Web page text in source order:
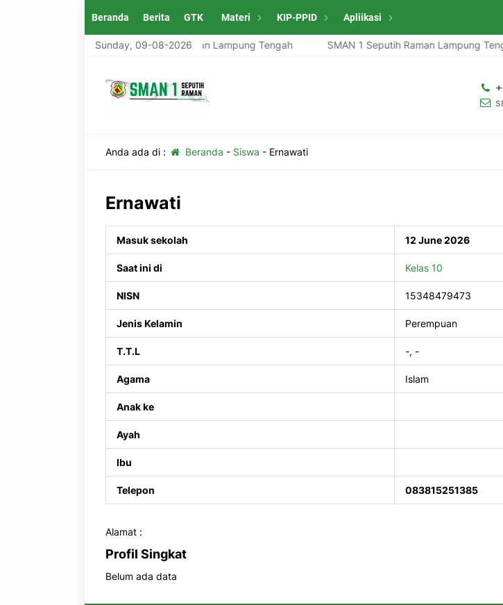
Beranda Berita GTK Materi KIP-PPID Apliikasi
Sunday, 09-08-2026
SMAN 1 Seputih Raman Lampung Tengah SMAN 1 Seputih Raman Lampung Tengah
Anda ada di : Beranda - Siswa - Ernawati
Ernawati
Masuk sekolah 12 June 2026
Saat ini di Kelas 10
NISN 15348479473
Jenis Kelamin Perempuan
T.T.L -, -
Agama Islam
Anak ke
Ayah
Ibu
Telepon 083815251385
Alamat :
Profil Singkat
Belum ada data